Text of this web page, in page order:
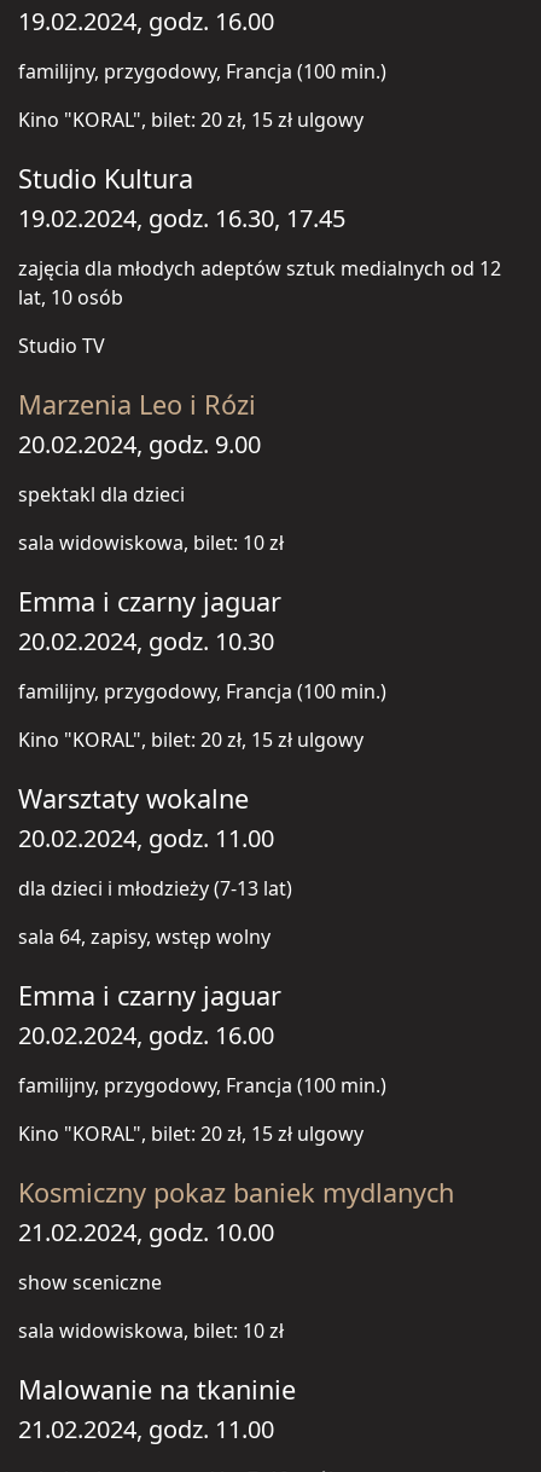
19.02.2024, godz. 16.00
familijny, przygodowy, Francja (100 min.)
Kino "KORAL", bilet: 20 zł, 15 zł ulgowy
Studio Kultura
19.02.2024, godz. 16.30, 17.45
zajęcia dla młodych adeptów sztuk medialnych od 12
lat, 10 osób
Studio TV
Marzenia Leo i Rózi
20.02.2024, godz. 9.00
spektakl dla dzieci
sala widowiskowa, bilet: 10 zł
Emma i czarny jaguar
20.02.2024, godz. 10.30
familijny, przygodowy, Francja (100 min.)
Kino "KORAL", bilet: 20 zł, 15 zł ulgowy
Warsztaty wokalne
20.02.2024, godz. 11.00
dla dzieci i młodzieży (7-13 lat)
sala 64, zapisy, wstęp wolny
Emma i czarny jaguar
20.02.2024, godz. 16.00
familijny, przygodowy, Francja (100 min.)
Kino "KORAL", bilet: 20 zł, 15 zł ulgowy
Kosmiczny pokaz baniek mydlanych
21.02.2024, godz. 10.00
show sceniczne
sala widowiskowa, bilet: 10 zł
Malowanie na tkaninie
21.02.2024, godz. 11.00